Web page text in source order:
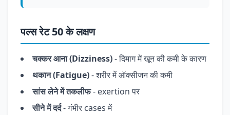
पल्स रेट 50 के लक्षण
चक्कर आना (Dizziness)- दिमाग में खून की कमी के कारण
थकान (Fatigue)- शरीर में ऑक्सीजन की कमी
सांस लेने में तकलीफ- exertion पर
सीने में दर्द- गंभीर cases में